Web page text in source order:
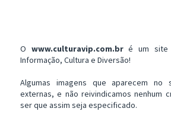
O www.culturavip.com.bré um site
Informação, Cultura e Diversão!
Algumas imagens que aparecem
externas, e não reivindicamos nenhum
ser que assim seja especificado.